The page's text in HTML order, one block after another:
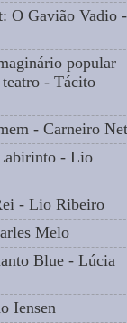
O Gavião Vadio -
popular
teatro - Tácito
- Carneiro
- Lio
- Lio Ribeiro
Melo
Blue - Lúcia
Iensen